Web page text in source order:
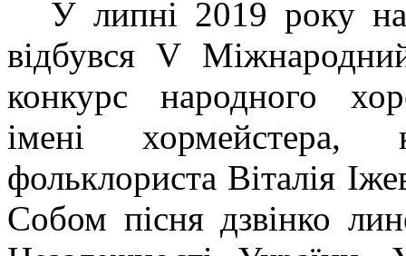
У липні 2019 року
відбувся V
конкурс народного
імені хормейстера,
фольклориста Віталія
Собом пісня дзвінко